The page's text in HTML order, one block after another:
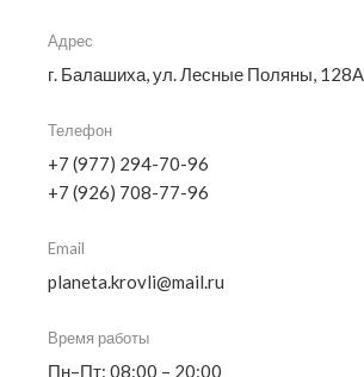
Адрес
г. Балашиха, ул. Лесные Поляны, 128А
Телефон
+7 (977) 294-70-96
+7 (926) 708-77-96
Email
planeta.krovli@mail.ru
Время работы
Пн–Пт: 08:00 – 20:00